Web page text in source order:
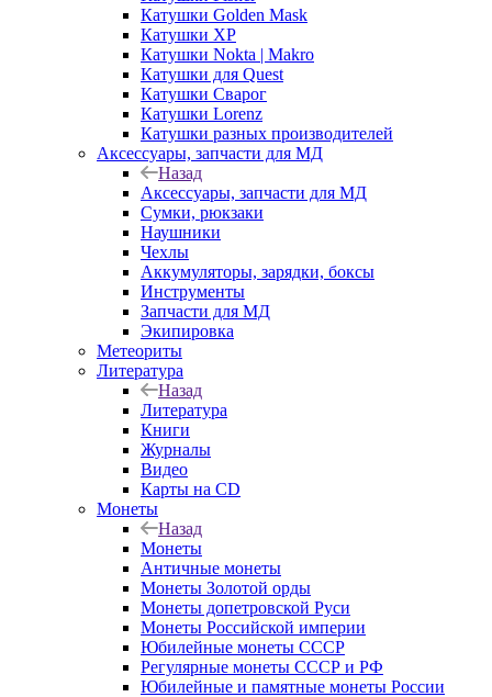
Катушки Golden Mask
Катушки XP
Катушки Nokta | Makro
Катушки для Quest
Катушки Сварог
Катушки Lorenz
Катушки разных производителей
Аксессуары, запчасти для МД
Назад
Аксессуары, запчасти для МД
Сумки, рюкзаки
Наушники
Чехлы
Аккумуляторы, зарядки, боксы
Инструменты
Запчасти для МД
Экипировка
Метеориты
Литература
Назад
Литература
Книги
Журналы
Видео
Карты на CD
Монеты
Назад
Монеты
Античные монеты
Монеты Золотой орды
Монеты допетровской Руси
Монеты Российской империи
Юбилейные монеты СССР
Регулярные монеты СССР и РФ
Юбилейные и памятные монеты России